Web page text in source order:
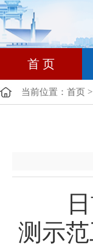
首 页
当前位置： 首页 >
日前
测示